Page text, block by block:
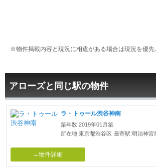
※物件掲載内容と現況に相違がある場合は現況を優先
アローズと同じ駅の物件
ラ・トゥール渋谷神南
築年数:2019年01月築
所在地:東京都渋谷区 最寄駅:明治神宮
→物件詳細